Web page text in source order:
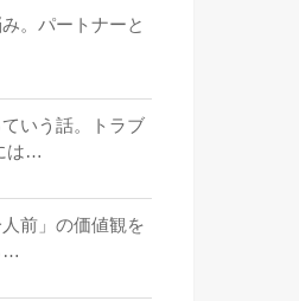
。パートナーと
いう話。トラブ
は…
前」の価値観を
…